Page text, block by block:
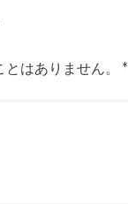
はありません。 *